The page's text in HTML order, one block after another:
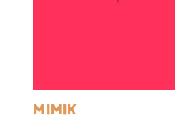
MIMIK